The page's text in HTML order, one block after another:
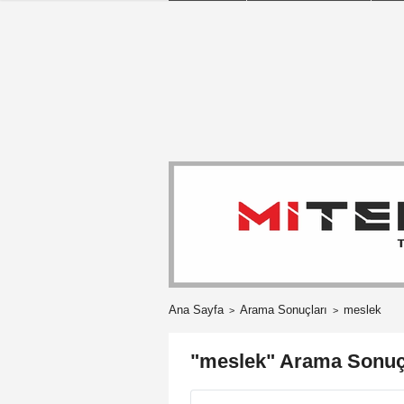
Ana Sayfa Arama Sonuçları meslek
"meslek" Arama